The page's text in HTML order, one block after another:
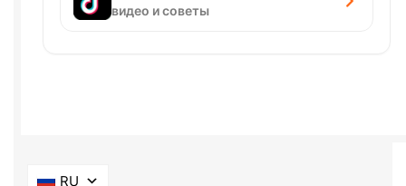
видео и советы
RU